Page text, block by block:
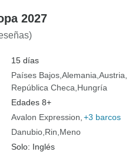
2027
15 días
Países Bajos Alemania Austria
República Checa Hungría
Edades 8+
Avalon Expression +3 barcos
Danubio Rin Meno
Solo: Inglés